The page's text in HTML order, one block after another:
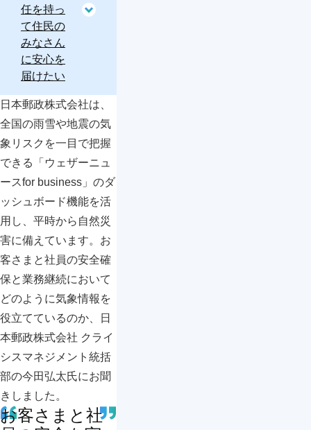
任を持っ
て住民の
みなさん
に安心を
届けたい
日本郵政株式会社は、
全国の雨雪や地震の気
象リスクを一目で把握
できる「ウェザーニュ
ースfor business」のダ
ッシュボード機能を活
用し、平時から自然災
害に備えています。お
客さまと社員の安全確
保と業務継続において
どのように気象情報を
役立てているのか、日
本郵政株式会社 クライ
シスマネジメント統括
部の今田弘太氏にお聞
きしました。
お客さまと社